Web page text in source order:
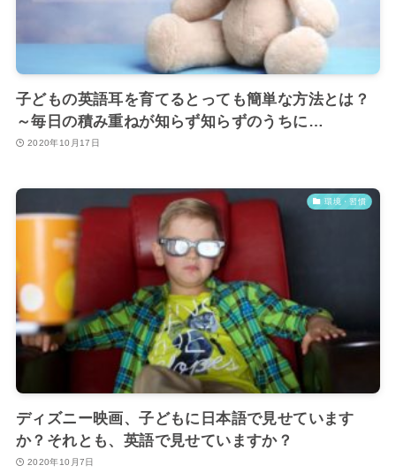
子どもの英語耳を育てるとっても簡単な方法とは？
～毎日の積み重ねが知らず知らずのうちに…
2020年10月17日
環境・習慣
ディズニー映画、子どもに日本語で見せています
か？それとも、英語で見せていますか？
2020年10月7日